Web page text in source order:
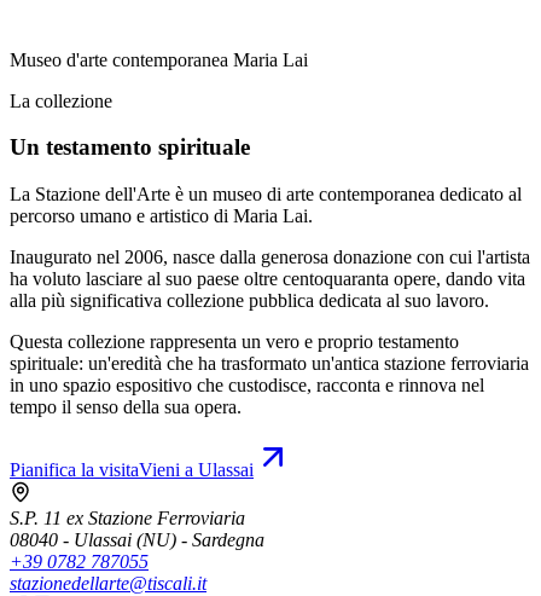
Museo d'arte contemporanea Maria Lai
La collezione
Un testamento spirituale
La Stazione dell'Arte è un museo di arte contemporanea dedicato al
percorso umano e artistico di Maria Lai.
Inaugurato nel 2006, nasce dalla generosa donazione con cui l'artista
ha voluto lasciare al suo paese oltre centoquaranta opere, dando vita
alla più significativa collezione pubblica dedicata al suo lavoro.
Questa collezione rappresenta un vero e proprio testamento
spirituale: un'eredità che ha trasformato un'antica stazione ferroviaria
in uno spazio espositivo che custodisce, racconta e rinnova nel
tempo il senso della sua opera.
Pianifica la visitaVieni a Ulassai
S.P. 11 ex Stazione Ferroviaria
08040 - Ulassai (NU) - Sardegna
+39 0782 787055
stazionedellarte@tiscali.it